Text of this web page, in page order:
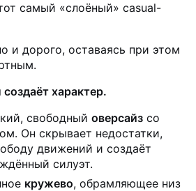
самый «слоёный» casual-
и дорого, оставаясь при этом
характер.
свободный оверсайз со
Он скрывает недостатки,
движений и создаёт
силуэт.
кружево, обрамляющее низ